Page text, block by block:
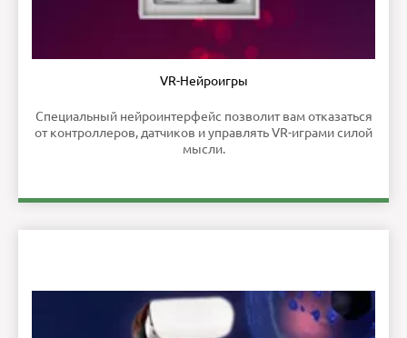
VR-Нейроигры
Специальный нейроинтерфейс позволит вам отказаться
от контроллеров, датчиков и управлять VR-играми силой
мысли.